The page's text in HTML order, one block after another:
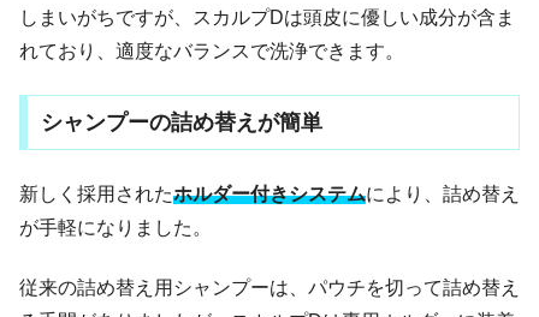
しまいがちですが、スカルプDは頭皮に優しい成分が含ま
れており、適度なバランスで洗浄できます。
シャンプーの詰め替えが簡単
新しく採用されたホルダー付きシステムにより、詰め替え
が手軽になりました。
従来の詰め替え用シャンプーは、パウチを切って詰め替え